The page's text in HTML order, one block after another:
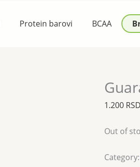
Protein barovi BCAA
1.200 RSD
Out of
Category: